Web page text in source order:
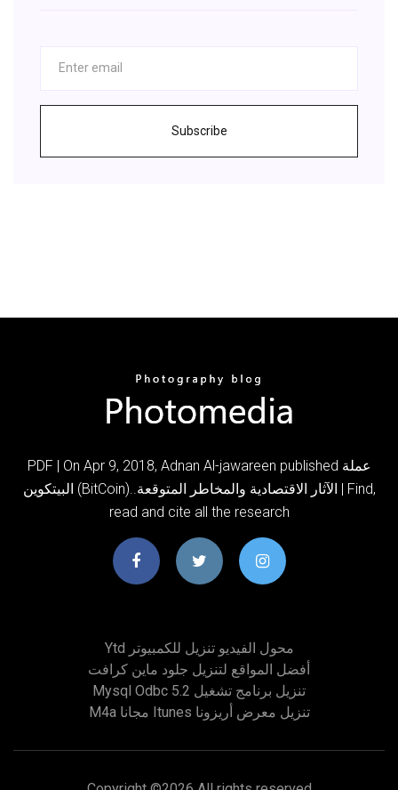
Subscribe
PDF | On Apr 9, 2018, Adnan Al-jawareen published عملة
البيتكوين (BitCoin)..الآثار الاقتصادية والمخاطر المتوقعة | Find,
read and cite all the research
Ytd محول الفيديو تنزيل للكمبيوتر
أفضل المواقع لتنزيل جلود ماين كرافت
Mysql Odbc 5.2 تنزيل برنامج تشغيل
M4a مجانا Itunes تنزيل معرض أريزونا